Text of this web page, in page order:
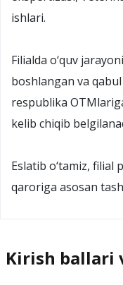
ishlari.
Filialda o‘quv
boshlangan va
respublika
kelib chiqib
Eslatib o‘tamiz, filial
qaroriga asosan
Kirish ballari